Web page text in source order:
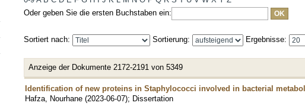
Oder geben Sie die ersten Buchstaben ein:
Sortiert nach: Sortierung: Ergebnisse:
Anzeige der Dokumente 2172-2191 von 5349
Identification of new proteins in Staphylococci involved in bacterial
Hafza, Nourhane (2023-06-07); Dissertation